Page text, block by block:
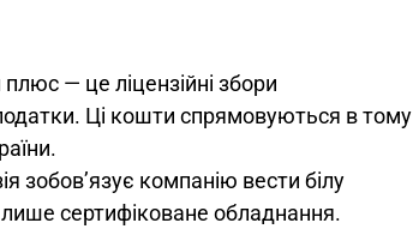
— це ліцензійні збори
Ці кошти спрямовуються в тому
зобов’язує компанію вести білу
лише сертифіковане обладнання.